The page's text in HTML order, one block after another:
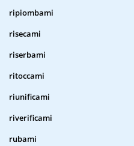
ripiombami
risecami
riserbami
ritoccami
riunificami
riverificami
rubami